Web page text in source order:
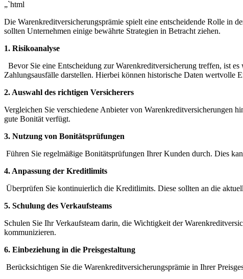
„`html
Die Warenkreditversicherungsprämie spielt eine⁣ entscheidende⁣ Rolle in⁢
sollten Unternehmen ‌einige bewährte Strategien in Betracht⁤ ziehen.
1. Risikoanalyse
Bevor Sie eine Entscheidung zur Warenkreditversicherung⁢ treffen, ist
Zahlungsausfälle darstellen. Hierbei können historische Daten wertvolle
2. Auswahl des​ richtigen Versicherers
Vergleichen Sie verschiedene Anbieter ⁣von Warenkreditversicherungen
gute‌ Bonität verfügt.
3. Nutzung von ‍Bonitätsprüfungen
Führen⁣ Sie regelmäßige Bonitätsprüfungen Ihrer Kunden‍ durch. Dies
4. Anpassung der Kreditlimits
Überprüfen Sie ​kontinuierlich die Kreditlimits. Diese sollten an ‌die
5. Schulung des Verkaufsteams
Schulen Sie Ihr Verkaufsteam darin, die Wichtigkeit der
kommunizieren.
6. Einbeziehung ​in die Preisgestaltung
Berücksichtigen Sie die Warenkreditversicherungsprämie in Ihrer